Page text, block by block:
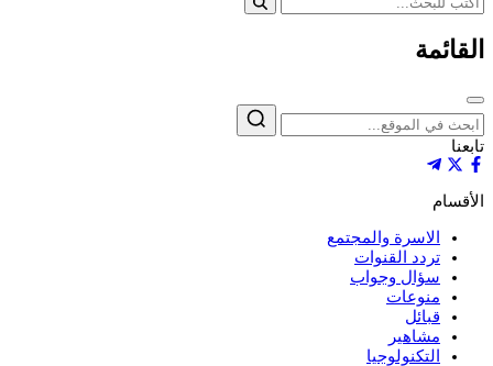
القائمة
إغلاق
بحث
تابعنا
الأقسام
الاسرة والمجتمع
تردد القنوات
سؤال وجواب
منوعات
قبائل
مشاهير
التكنولوجيا